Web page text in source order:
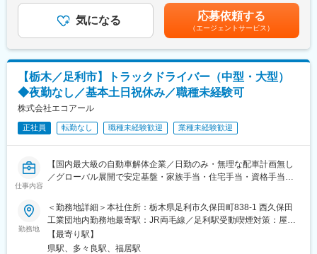
う会社です。車の買取り・解体・再生・再利用化・販売までワン
ストップで対応しているため、顧客から評価を頂いております。
車関連の福利厚生も充実しており、社内のガソリン給油ステーシ
ョンを安価で利用できる他、自動車部品の購入、タイヤ交換、オ
イル交換、車検整備など、社割価格で利用可能です。
変更の範囲：会社の定める業務
レイアウト改善など）
エリアマネージャーからは、商品部バイヤー、商品企画、営業推
進、販促、人事のほか、千葉幕張の本部へ異動し、販売戦略や事
業運営などにステップアップするキャリアもあります。
担当からショップ店長への登用は、携帯経験者であれば最短半年
で登用事例があります。
携帯販売経験なく、店長マネジメント経験者であれば、最短1年で
の登用事例があります。
エリアマネージャーへの登用は携帯販売経験かつ店長マネジメン
ト経験があれば、最短1年での登用事例があります。
契約数や売上といった成果だけでなく、部下の育成とチームでの
取り組み、お客さま満足や接客品質も評価対象となります。
数字を追いながらも、長期的に信頼関係を築くことが求められま
す。
月）■賞与：年3回（5月・7月・12月）※5月支給分は業績により変
動あり賃金はあくまでも目安の金額であり、選考を通じて上下す
る可能性があります。月給(月額)は固定手当を含めた表記です。
気になる 応募依頼する
（エージェントサービス）
【栃木／足利市】トラックドライバー（中型・大型）
◆夜勤なし／基本土日祝休み／職種未経験可
株式会社エコアール
正社員 転勤なし 職種未経験歓迎 業種未経験歓迎
仕事内容
【国内最大級の自動車解体企業／日勤のみ・無理な配車計画無し
／グローバル展開で安定基盤・家族手当・住宅手当・資格手当有
■業務内容：
使用済み自動車や中古車の引き取り、配送計画に基づいた運搬を
ご担当いただきます。※不動車はクレーンを使用します。
勤務地
＜勤務地詳細＞本社住所：栃木県足利市久保田町838-1 西久保田
工業団地内勤務地最寄駅：JR両毛線／足利駅受動喫煙対策：屋内
喫煙可能場所あり変更の範囲：無
【最寄り駅】
県駅、多々良駅、福居駅